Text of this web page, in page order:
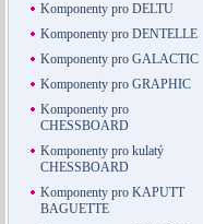
Komponenty pro DELTU
Komponenty pro DENTELLE
Komponenty pro GALACTIC
Komponenty pro GRAPHIC
Komponenty pro
CHESSBOARD
Komponenty pro kulatý
CHESSBOARD
Komponenty pro KAPUTT
BAGUETTE